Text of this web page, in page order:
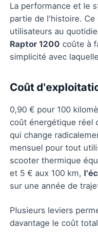
La performance et le
partie de l'histoire.
utilisateurs au
Raptor 1200 coûte à
simplicité avec
Coût
0,90 € pour 100
coût énergétique réel
qui change
mensuel pour tout
scooter thermique
et 5 € aux 100 km,
sur une année de
Plusieurs leviers
davantage le coût